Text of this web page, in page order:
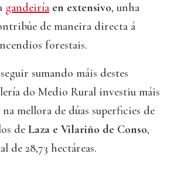
gandeiría en extensivo, unha
de maneira directa á
forestais.
sumando máis destes
do Medio Rural investiu máis
na mellora de dúas superficies de
de Laza e Vilariño de Conso,
de 28,73 hectáreas.